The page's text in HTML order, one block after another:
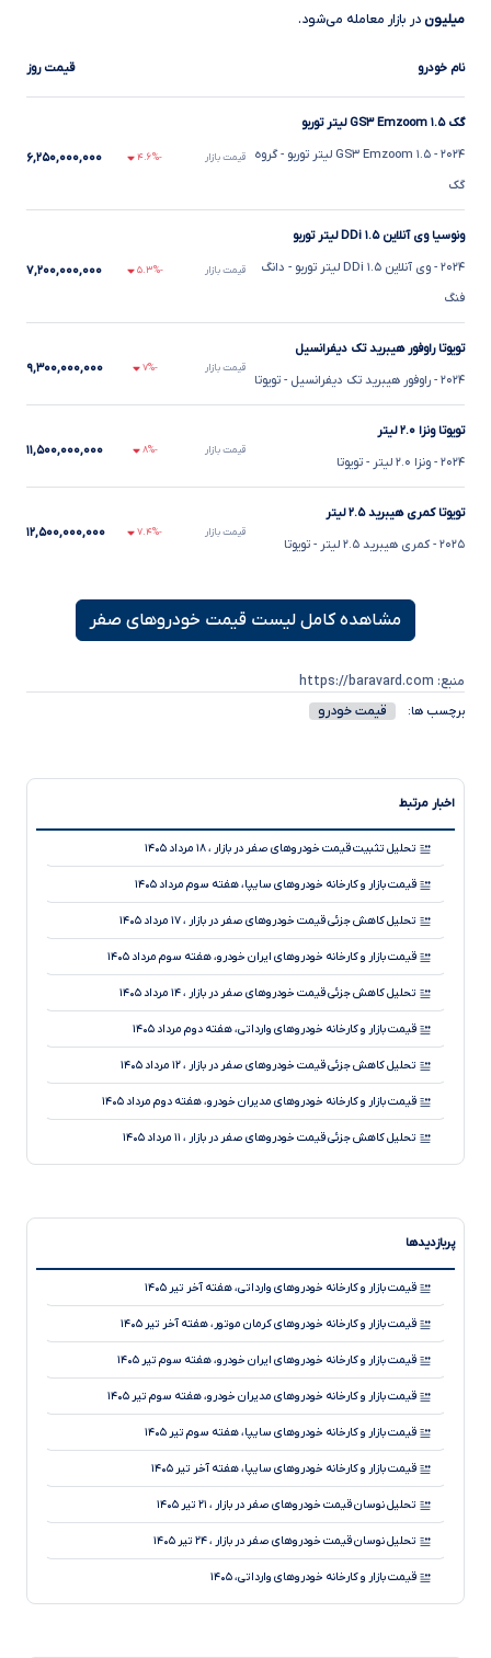
میلیوندر بازار معامله می‌شود.
نام خودرو قیمت روز
گک GS۳ Emzoom ۱.۵ لیتر توربو
۲۰۲۴ - GS۳ Emzoom ۱.۵ لیتر توربو
- گروه
گک
قیمت بازار -۴.۶% ۶,۲۵۰,۰۰۰,۰۰۰
ونوسیا وی آنلاین DDi ۱.۵ لیتر توربو
۲۰۲۴ - وی آنلاین DDi ۱.۵ لیتر توربو
- دانگ
فنگ
قیمت بازار -۵.۳% ۷,۲۰۰,۰۰۰,۰۰۰
تویوتا راوفور هیبرید تک دیفرانسیل
۲۰۲۴ - راوفور هیبرید تک دیفرانسیل - تویوتا
قیمت بازار -۷% ۹,۳۰۰,۰۰۰,۰۰۰
تویوتا ونزا ۲.۰ لیتر
۲۰۲۴ - ونزا ۲.۰ لیتر - تویوتا
قیمت بازار -۸% ۱۱,۵۰۰,۰۰۰,۰۰۰
تویوتا کمری هیبرید ۲.۵ لیتر
۲۰۲۵ - کمری هیبرید ۲.۵ لیتر - تویوتا
قیمت بازار -۷.۴% ۱۲,۵۰۰,۰۰۰,۰۰۰
مشاهده کامل لیست قیمت خودروهای صفر
منبع: https://baravard.com
برچسب ها: قیمت خودرو
اخبار مرتبط
تحلیل تثبیت قیمت خودروهای صفر در بازار ، ۱۸ مرداد ۱۴۰۵
قیمت بازار و کارخانه خودروهای سایپا، هفته سوم مرداد ۱۴۰۵
تحلیل کاهش جزئی قیمت خودروهای صفر در بازار ، ۱۷ مرداد ۱۴۰۵
قیمت بازار و کارخانه خودروهای ایران خودرو، هفته سوم مرداد ۱۴۰۵
تحلیل کاهش جزئی قیمت خودروهای صفر در بازار ، ۱۴ مرداد ۱۴۰۵
قیمت بازار و کارخانه خودروهای وارداتی، هفته دوم مرداد ۱۴۰۵
تحلیل کاهش جزئی قیمت خودروهای صفر در بازار ، ۱۲ مرداد ۱۴۰۵
قیمت بازار و کارخانه خودروهای مدیران خودرو، هفته دوم مرداد ۱۴۰۵
تحلیل کاهش جزئی قیمت خودروهای صفر در بازار ، ۱۱ مرداد ۱۴۰۵
قیمت بازار و کارخانه خودروهای ایران خودرو، هفته دوم مرداد ۱۴۰۵
تحلیل تثبیت قیمت خودروهای صفر در بازار ، ۷ مرداد ۱۴۰۵
قیمت بازار و کارخانه خودروهای وارداتی، هفته اول مرداد ۱۴۰۵
تحلیل تثبیت قیمت خودروهای صفر در بازار ، ۶ مرداد ۱۴۰۵
پربازدیدها
قیمت بازار و کارخانه خودروهای وارداتی، هفته آخر تیر ۱۴۰۵
قیمت بازار و کارخانه خودروهای کرمان موتور، هفته آخر تیر ۱۴۰۵
قیمت بازار و کارخانه خودروهای ایران خودرو، هفته سوم تیر ۱۴۰۵
قیمت بازار و کارخانه خودروهای مدیران خودرو، هفته سوم تیر ۱۴۰۵
قیمت بازار و کارخانه خودروهای سایپا، هفته سوم تیر ۱۴۰۵
قیمت بازار و کارخانه خودروهای سایپا، هفته آخر تیر ۱۴۰۵
تحلیل نوسان قیمت خودروهای صفر در بازار ، ۲۱ تیر ۱۴۰۵
تحلیل نوسان قیمت خودروهای صفر در بازار ، ۲۴ تیر ۱۴۰۵
قیمت بازار و کارخانه خودروهای وارداتی، ۱۴۰۵